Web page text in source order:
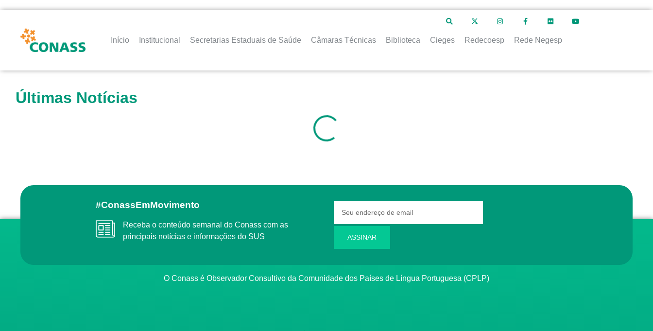
Início Institucional Secretarias Estaduais de Saúde Câmaras Técnicas Biblioteca Cieges Redecoesp Rede Negesp
Últimas Notícias
#ConassEmMovimento
Receba o conteúdo semanal do Conass com as
principais notícias e informações do SUS
ASSINAR
O Conass é Observador Consultivo da Comunidade dos Países de Língua Portuguesa (CPLP)